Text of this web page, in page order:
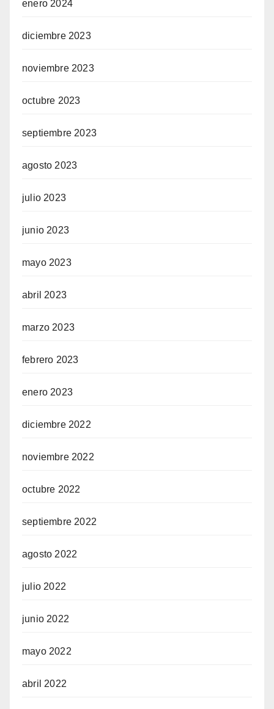
enero 2024
diciembre 2023
noviembre 2023
octubre 2023
septiembre 2023
agosto 2023
julio 2023
junio 2023
mayo 2023
abril 2023
marzo 2023
febrero 2023
enero 2023
diciembre 2022
noviembre 2022
octubre 2022
septiembre 2022
agosto 2022
julio 2022
junio 2022
mayo 2022
abril 2022